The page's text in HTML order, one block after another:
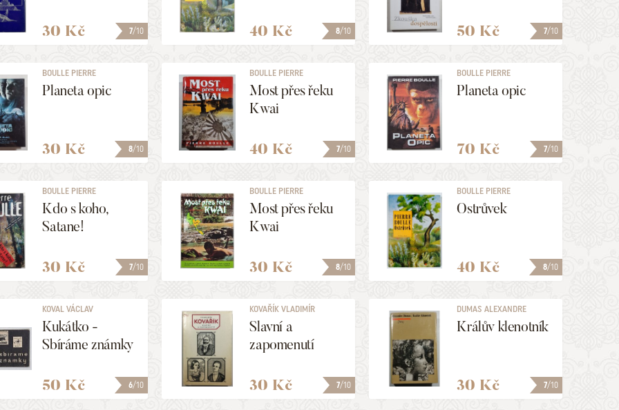
7/10
30 Kč 8/10
40 Kč 7/10
50 Kč
8/10
BOULLE PIERRE
Planeta opic
30 Kč 7/10
BOULLE PIERRE
Most přes řeku
Kwai
40 Kč 7/10
BOULLE PIERRE
Planeta opic
70 Kč
7/10
BOULLE PIERRE
Kdo s koho,
Satane!
30 Kč 8/10
BOULLE PIERRE
Most přes řeku
Kwai
30 Kč 8/10
BOULLE PIERRE
Ostrůvek
40 Kč
6/10
KOVAL VÁCLAV
Kukátko -
Sbíráme známky
50 Kč 7/10
KOVAŘÍK VLADIMÍR
Slavní a
zapomenutí
30 Kč 7/10
DUMAS ALEXANDRE
Králův klenotník
30 Kč